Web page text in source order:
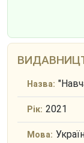
Назва:
Рік: 2021
Мова: